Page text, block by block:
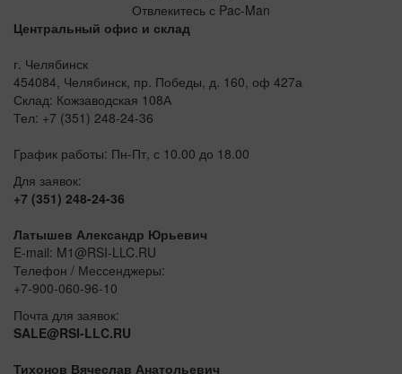
Отвлекитесь с Pac-Man
Центральный офис и склад
г. Челябинск
454084, Челябинск, пр. Победы, д. 160, оф 427а
Склад: Кожзаводская 108А
Тел: +7 (351) 248-24-36
График работы: Пн-Пт, с 10.00 до 18.00
Для заявок:
+7 (351) 248-24-36
Латышев Александр Юрьевич
E-mail: M1@RSI-LLC.RU
Телефон / Мессенджеры:
+7-900-060-96-10
Почта для заявок:
SALE@RSI-LLC.RU
Тихонов Вячеслав Анатольевич